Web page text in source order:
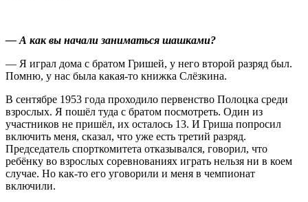
— А как вы начали заниматься шашками?
— Я играл дома с братом Гришей, у него второй разряд был.
Помню, у нас была какая-то книжка Слёзкина.
В сентябре 1953 года проходило первенство Полоцка среди
взрослых. Я пошёл туда с братом посмотреть. Один из
участников не пришёл, их осталось 13. И Гриша попросил
включить меня, сказал, что уже есть третий разряд.
Председатель спорткомитета отказывался, говорил, что
ребёнку во взрослых соревнованиях играть нельзя ни в коем
случае. Но как-то его уговорили и меня в чемпионат
включили.